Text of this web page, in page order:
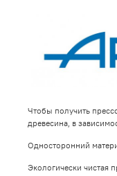
Чтобы получить
древесина, в
Односторонний
Экологически чистая